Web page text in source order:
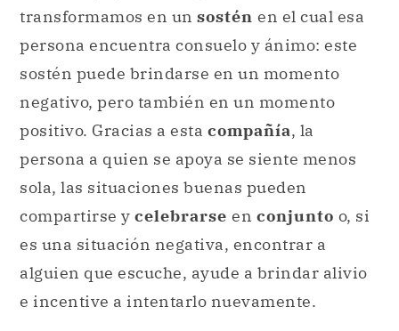
transformamos en un sostén en el cual esa
persona encuentra consuelo y ánimo: este
sostén puede brindarse en un momento
negativo, pero también en un momento
positivo. Gracias a esta compañía, la
persona a quien se apoya se siente menos
sola, las situaciones buenas pueden
compartirse y celebrarse en conjunto o, si
es una situación negativa, encontrar a
alguien que escuche, ayude a brindar alivio
e incentive a intentarlo nuevamente.